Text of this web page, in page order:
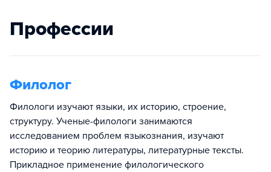
Профессии
Филолог
Филологи изучают языки, их историю, строение,
структуру. Ученые-филологи занимаются
исследованием проблем языкознания, изучают
историю и теорию литературы, литературные тексты.
Прикладное применение филологического